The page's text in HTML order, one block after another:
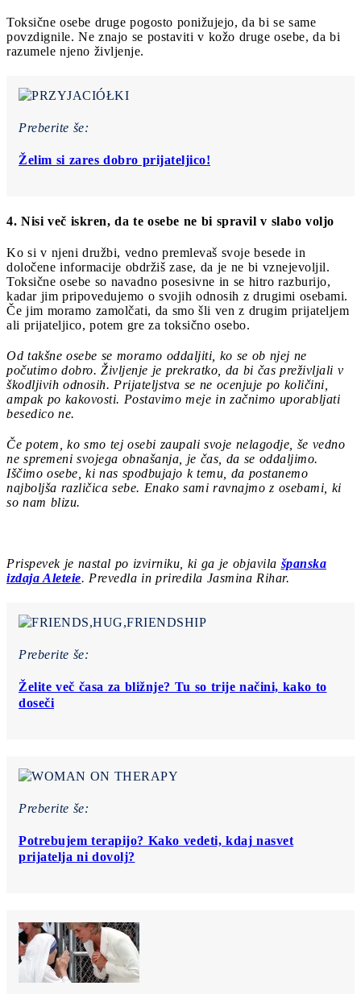
Toksične osebe druge pogosto ponižujejo, da bi se same
povzdignile. Ne znajo se postaviti v kožo druge osebe, da bi
razumele njeno življenje.
Preberite še:
Želim si zares dobro prijateljico!
4. Nisi več iskren, da te osebe ne bi spravil v slabo voljo
Ko si v njeni družbi, vedno premlevaš svoje besede in
določene informacije obdržiš zase, da je ne bi vznejevoljil.
Toksične osebe so navadno posesivne in se hitro razburijo,
kadar jim pripovedujemo o svojih odnosih z drugimi osebami.
Če jim moramo zamolčati, da smo šli ven z drugim prijateljem
ali prijateljico, potem gre za toksično osebo.
Od takšne osebe se moramo oddaljiti, ko se ob njej ne
počutimo dobro. Življenje je prekratko, da bi čas preživljali v
škodljivih odnosih. Prijateljstva se ne ocenjuje po količini,
ampak po kakovosti. Postavimo meje in začnimo uporabljati
besedico ne.
Če potem, ko smo tej osebi zaupali svoje nelagodje, še vedno
ne spremeni svojega obnašanja, je čas, da se oddaljimo.
Iščimo osebe, ki nas spodbujajo k temu, da postanemo
najboljša različica sebe. Enako sami ravnajmo z osebami, ki
so nam blizu.
Prispevek je nastal po izvirniku, ki ga je objavila španska
izdaja Aleteie. Prevedla in priredila Jasmina Rihar.
Preberite še:
Želite več časa za bližnje? Tu so trije načini, kako to
doseči
Preberite še:
Potrebujem terapijo? Kako vedeti, kdaj nasvet
prijatelja ni dovolj?